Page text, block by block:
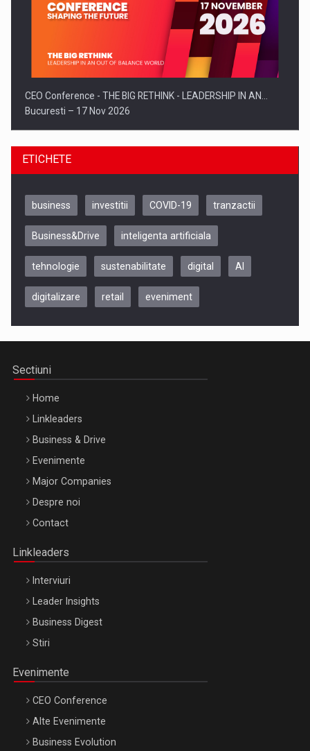
CEO Conference - THE BIG RETHINK - LEADERSHIP IN AN…
Bucuresti – 17 Nov 2026
Be Inspired. Make it Happen!, CLUJ, 9 Decembrie
Be Inspired. Make it Happen!, ARTEMIS LETO, ORADEA, 8
Octombrie
ETICHETE
business investitii COVID-19 tranzactii
Business&Drive inteligenta artificiala
tehnologie sustenabilitate digital AI
digitalizare retail eveniment
Sectiuni
Home
Linkleaders
Business & Drive
Evenimente
Major Companies
Despre noi
Contact
Linkleaders
Interviuri
Leader Insights
Business Digest
Stiri
Evenimente
CEO Conference
Alte Evenimente
Business Evolution